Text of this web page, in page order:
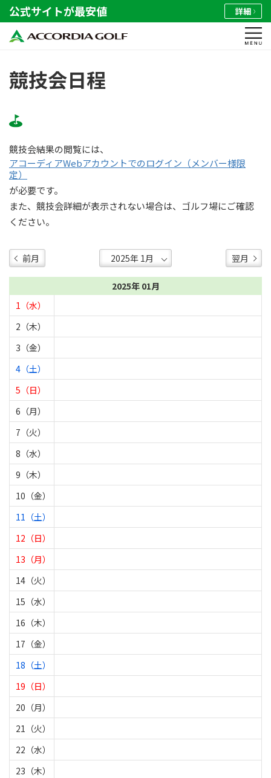
公式サイトが最安値 詳細
競技会日程
競技会結果の閲覧には、
アコーディアWebアカウントでのログイン（メンバー様限
定）
が必要です。
また、競技会詳細が表示されない場合は、ゴルフ場にご確認
ください。
前月 翌月
2025年 01月
1（水）
2（木）
3（金）
4（土）
5（日）
6（月）
7（火）
8（水）
9（木）
10（金）
11（土）
12（日）
13（月）
14（火）
15（水）
16（木）
17（金）
18（土）
19（日）
20（月）
21（火）
22（水）
23（木）